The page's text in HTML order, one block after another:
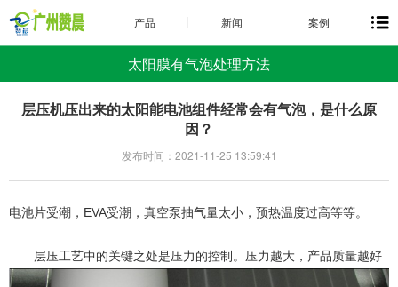
产品 新闻 案例
太阳膜有气泡处理方法
层压机压出来的太阳能电池组件经常会有气泡，是什么原
因？
发布时间：2021-11-25 13:59:41
电池片受潮，EVA受潮，真空泵抽气量太小，预热温度过高等等。
层压工艺中的关键之处是压力的控制。压力越大，产品质量越好